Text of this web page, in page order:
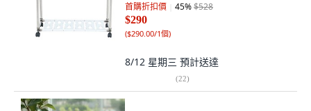
首購折扣價 45%$528
$290
($290.00/1個)
8/12 星期三 預計送達
(22)